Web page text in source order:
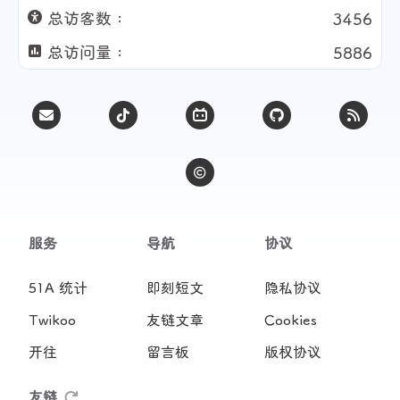
总访客数 :
3456
总访问量 :
5886
服务
51A 统计
Twikoo
开往
导航
即刻短文
友链文章
留言板
协议
隐私协议
Cookies
版权协议